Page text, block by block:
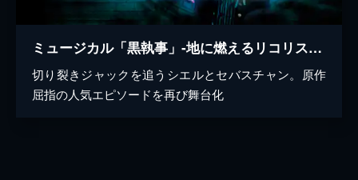
ミュージカル「黒執事」‐地に燃えるリコリス2015‐
切り裂きジャックを追うシエルとセバスチャン。原作
屈指の人気エピソードを再び舞台化